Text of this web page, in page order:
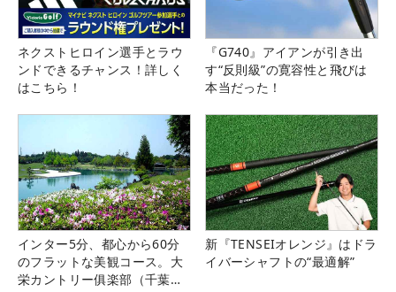
ネクストヒロイン選手とラウ
ンドできるチャンス！詳しく
はこちら！
『G740』アイアンが引き出
す“反則級”の寛容性と飛びは
本当だった！
インター5分、都心から60分
のフラットな美観コース。大
栄カントリー俱楽部（千葉
新『TENSEIオレンジ』はドラ
イバーシャフトの“最適解”